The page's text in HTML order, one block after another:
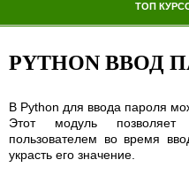
ТОП
PYTHON ВВОД
В Python для ввода пароля
Этот модуль
пользователем во время
украсть его значение.